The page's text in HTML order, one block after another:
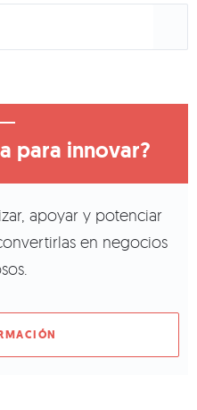
para innovar?
apoyar y potenciar
en negocios